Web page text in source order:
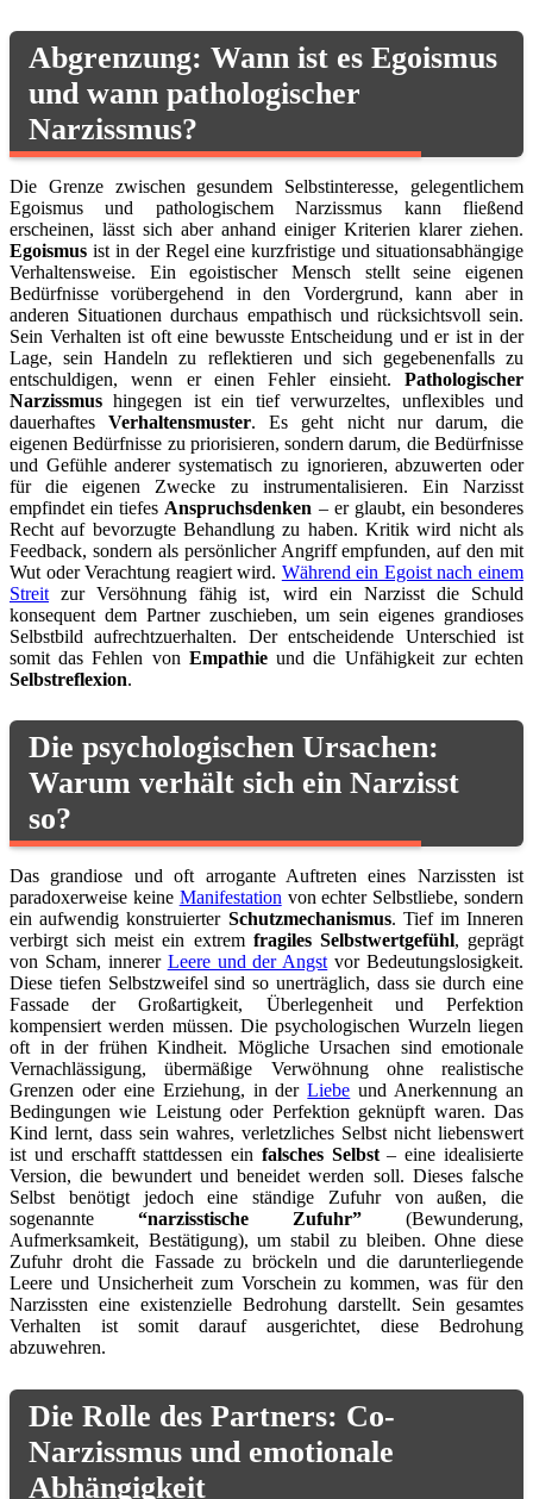
Abgrenzung: Wann ist es Egoismus
und wann pathologischer
Narzissmus?
Die Grenze zwischen gesundem Selbstinteresse, gelegentlichem
Egoismus und pathologischem Narzissmus kann fließend
erscheinen, lässt sich aber anhand einiger Kriterien klarer ziehen.
Egoismus ist in der Regel eine kurzfristige und situationsabhängige
Verhaltensweise. Ein egoistischer Mensch stellt seine eigenen
Bedürfnisse vorübergehend in den Vordergrund, kann aber in
anderen Situationen durchaus empathisch und rücksichtsvoll sein.
Sein Verhalten ist oft eine bewusste Entscheidung und er ist in der
Lage, sein Handeln zu reflektieren und sich gegebenenfalls zu
entschuldigen, wenn er einen Fehler einsieht. Pathologischer
Narzissmus hingegen ist ein tief verwurzeltes, unflexibles und
dauerhaftesVerhaltensmuster. Es geht nicht nur darum, die
eigenen Bedürfnisse zu priorisieren, sondern darum, die Bedürfnisse
und Gefühle anderer systematisch zu ignorieren, abzuwerten oder
für die eigenen Zwecke zu instrumentalisieren. Ein Narzisst
empfindet ein tiefes Anspruchsdenken – er glaubt, ein besonderes
Recht auf bevorzugte Behandlung zu haben. Kritik wird nicht als
Feedback, sondern als persönlicher Angriff empfunden, auf den mit
Wut oder Verachtung reagiert wird. Während ein Egoist nach einem
Streit zur Versöhnung fähig ist, wird ein Narzisst die Schuld
konsequent dem Partner zuschieben, um sein eigenes grandioses
Selbstbild aufrechtzuerhalten. Der entscheidende Unterschied ist
somit das Fehlen von Empathieund die Unfähigkeit zur echten
Selbstreflexion.
Die psychologischen Ursachen:
Warum verhält sich ein Narzisst
so?
Das grandiose und oft arrogante Auftreten eines Narzissten ist
paradoxerweise keine Manifestation von echter Selbstliebe, sondern
ein aufwendig konstruierter Schutzmechanismus. Tief im Inneren
verbirgt sich meist ein extrem fragiles Selbstwertgefühl, geprägt
von Scham, innerer Leere und der Angst vor Bedeutungslosigkeit.
Diese tiefen Selbstzweifel sind so unerträglich, dass sie durch eine
Fassade der Großartigkeit, Überlegenheit und Perfektion
kompensiert werden müssen. Die psychologischen Wurzeln liegen
oft in der frühen Kindheit. Mögliche Ursachen sind emotionale
Vernachlässigung, übermäßige Verwöhnung ohne realistische
Grenzen oder eine Erziehung, in derLiebe und Anerkennung an
Bedingungen wie Leistung oder Perfektion geknüpft waren. Das
Kind lernt, dass sein wahres, verletzliches Selbst nicht liebenswert
ist und erschafft stattdessen ein falsches Selbst– eine idealisierte
Version, die bewundert und beneidet werden soll. Dieses falsche
Selbst benötigt jedoch eine ständige Zufuhr von außen, die
sogenannte “narzisstische Zufuhr” (Bewunderung,
Aufmerksamkeit, Bestätigung), um stabil zu bleiben. Ohne diese
Zufuhr droht die Fassade zu bröckeln und die darunterliegende
Leere und Unsicherheit zum Vorschein zu kommen, was für den
Narzissten eine existenzielle Bedrohung darstellt. Sein gesamtes
Verhalten ist somit darauf ausgerichtet, diese Bedrohung
abzuwehren.
Die Rolle des Partners: Co-
Narzissmus und emotionale
Abhängigkeit